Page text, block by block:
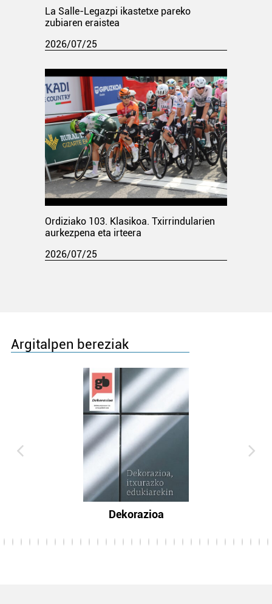
La Salle-Legazpi ikastetxe pareko
zubiaren eraistea
2026/07/25
Ordiziako 103. Klasikoa. Txirrindularien
aurkezpena eta irteera
2026/07/25
Argitalpen bereziak
Dekorazioa